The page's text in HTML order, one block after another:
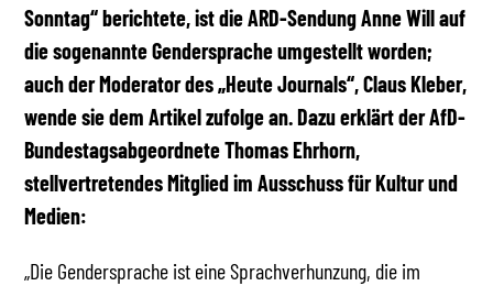
Sonntag“ berichtete, ist die ARD-Sendung Anne Will auf
die sogenannte Gendersprache umgestellt worden;
auch der Moderator des „Heute Journals“, Claus Kleber,
wende sie dem Artikel zufolge an. Dazu erklärt der AfD-
Bundestagsabgeordnete Thomas Ehrhorn,
stellvertretendes Mitglied im Ausschuss für Kultur und
Medien:
„Die Gendersprache ist eine Sprachverhunzung, die im